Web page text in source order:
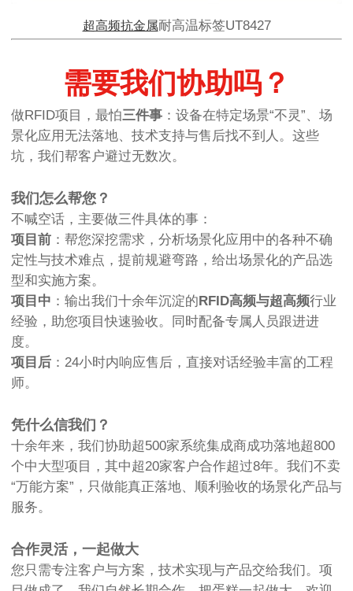
超高频抗金属耐高温标签UT8427
需要我们协助吗？
做RFID项目，最怕三件事 ：设备在特定场景“不灵”、场
景化应用无法落地、技术支持与售后找不到人。这些
坑，我们帮客户避过无数次。
我们怎么帮您？
不喊空话，主要做三件具体的事：
项目前 ：帮您深挖需求，分析场景化应用中的各种不确
定性与技术难点，提前规避弯路，给出场景化的产品选
型和实施方案。
项目中 ：输出我们十余年沉淀的RFID高频与超高频行业
经验，助您项目快速验收。同时配备专属人员跟进进
度。
项目后 ：24小时内响应售后，直接对话经验丰富的工程
师。
凭什么信我们？
十余年来，我们协助超500家系统集成商成功落地超800
个中大型项目，其中超20家客户合作超过8年。我们不卖
“万能方案”，只做能真正落地、顺利验收的场景化产品与
服务。
合作灵活，一起做大
您只需专注客户与方案，技术实现与产品交给我们。项